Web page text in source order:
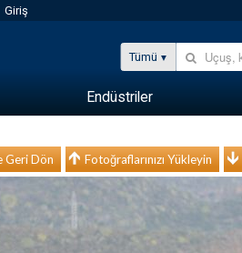
Giriş
Tümü
Endüstriler
Geri Dön Fotoğraflarınızı Yükleyin